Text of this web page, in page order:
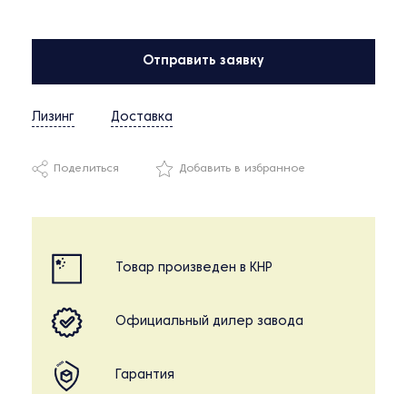
Отправить заявку
Лизинг Доставка
Поделиться Добавить в избранное
Товар произведен в КНР
Официальный дилер завода
Гарантия